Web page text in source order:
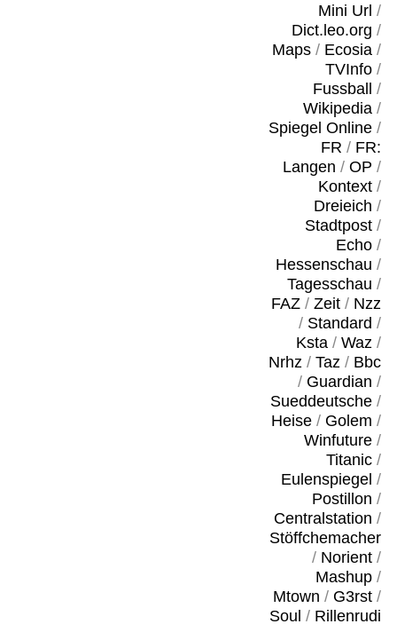
Mini Url /
Dict.leo.org /
Maps/ Ecosia/
TVInfo/
Fussball
/
Wikipedia/
Spiegel Online/
FR / FR:
Langen / OP /
Kontext/
Dreieich /
Stadtpost/
Echo/
Hessenschau /
Tagesschau /
FAZ/ Zeit/ Nzz
/ Standard /
Ksta/ Waz/
Nrhz/ Taz/ Bbc
/ Guardian /
Sueddeutsche/
Heise/ Golem /
Winfuture/
Titanic/
Eulenspiegel /
Postillon /
Centralstation /
Stöffchemacher
/ Norient/
Mashup/
Mtown / G3rst/
Soul / Rillenrudi